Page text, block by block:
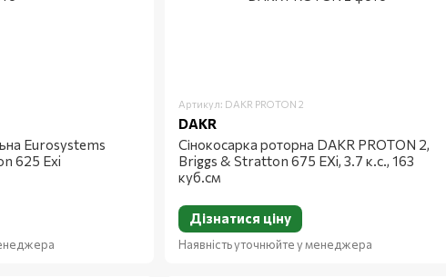
Eurosystems
625 Exi
Артикул: DAKR PROTON 2
DAKR
Сінокосарка роторна DAKR PROTON 2,
Briggs & Stratton 675 EXi, 3.7 к.с., 163
куб.см
Дізнатися ціну
Наявність уточнюйте у менеджера